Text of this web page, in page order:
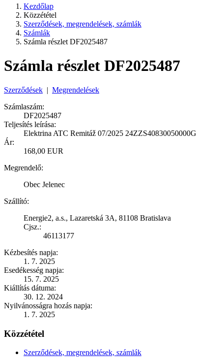
Kezdőlap
Közzététel
Szerződések, megrendelések, számlák
Számlák
Számla részlet DF2025487
Számla részlet DF2025487
Szerződések | Megrendelések
Számlaszám:
DF2025487
Teljesítés leírása:
Elektrina ATC Remitáž 07/2025 24ZZS40830050000G
Ár:
168,00 EUR
Megrendelő:
Obec Jelenec
Szállító:
Energie2, a.s., Lazaretská 3A, 81108 Bratislava
Cjsz.:
46113177
Kézbesítés napja:
1. 7. 2025
Esedékesség napja:
15. 7. 2025
Kiállítás dátuma:
30. 12. 2024
Nyilvánosságra hozás napja:
1. 7. 2025
Közzététel
Szerződések, megrendelések, számlák